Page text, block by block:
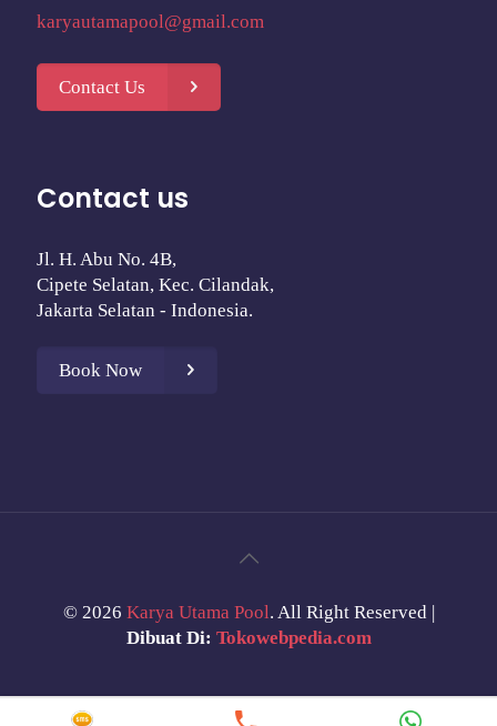
karyautamapool@gmail.com
Contact Us
Contact us
Jl. H. Abu No. 4B,
Cipete Selatan, Kec. Cilandak,
Jakarta Selatan - Indonesia.
Book Now
© 2026 Karya Utama Pool. All Right Reserved |
Dibuat Di: Tokowebpedia.com